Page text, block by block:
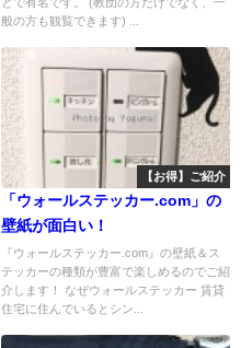
般の方も観覧できます) ...
【お得】ご紹介
「ウォールステッカー.com」の
壁紙が面白い！
『ウォールステッカー.com』の壁紙＆ス
テッカーの種類が豊富で楽しめるのでご紹
介します！ なぜウォールステッカー 賃貸
住宅に住んでいるとシン...